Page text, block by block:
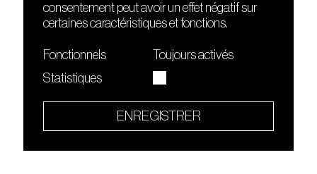
Le Sucre fait partie de
Quartier culturel et créatif
consentement peut avoir un effet négatif sur
certaines caractéristiques et fonctions.
Fonctionnels
Toujours activés
Statistiques
ENREGISTRER